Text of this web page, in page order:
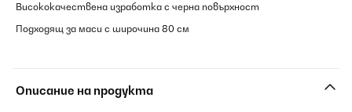
Висококачествена изработка с черна повърхност
Подходящ за маси с широчина 80 см
Описание на продукта